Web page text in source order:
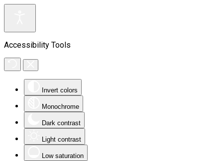
Accessibility Tools
Invert colors
Monochrome
Dark contrast
Light contrast
Low saturation